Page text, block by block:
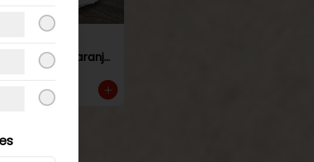
Torta de
panqueque naranja